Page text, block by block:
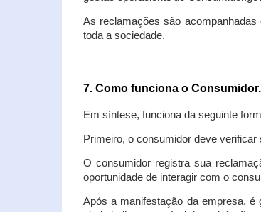
As reclamações são
toda a sociedade.
7. Como funciona o
Em síntese, funciona da seguinte
Primeiro, o consumidor deve
O consumidor registra sua
oportunidade de interagir com o
Após a manifestação da empresa,